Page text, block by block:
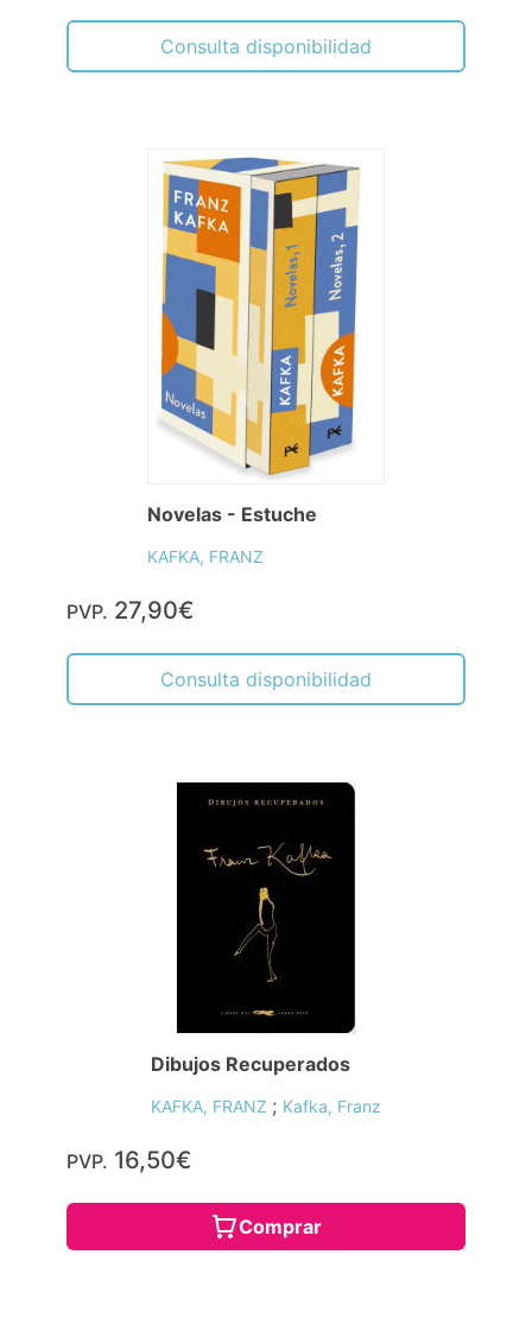
Consulta disponibilidad
Novelas - Estuche
KAFKA, FRANZ
PVP. 27,90€
Consulta disponibilidad
Dibujos Recuperados
KAFKA, FRANZ ; Kafka, Franz
PVP. 16,50€
Comprar